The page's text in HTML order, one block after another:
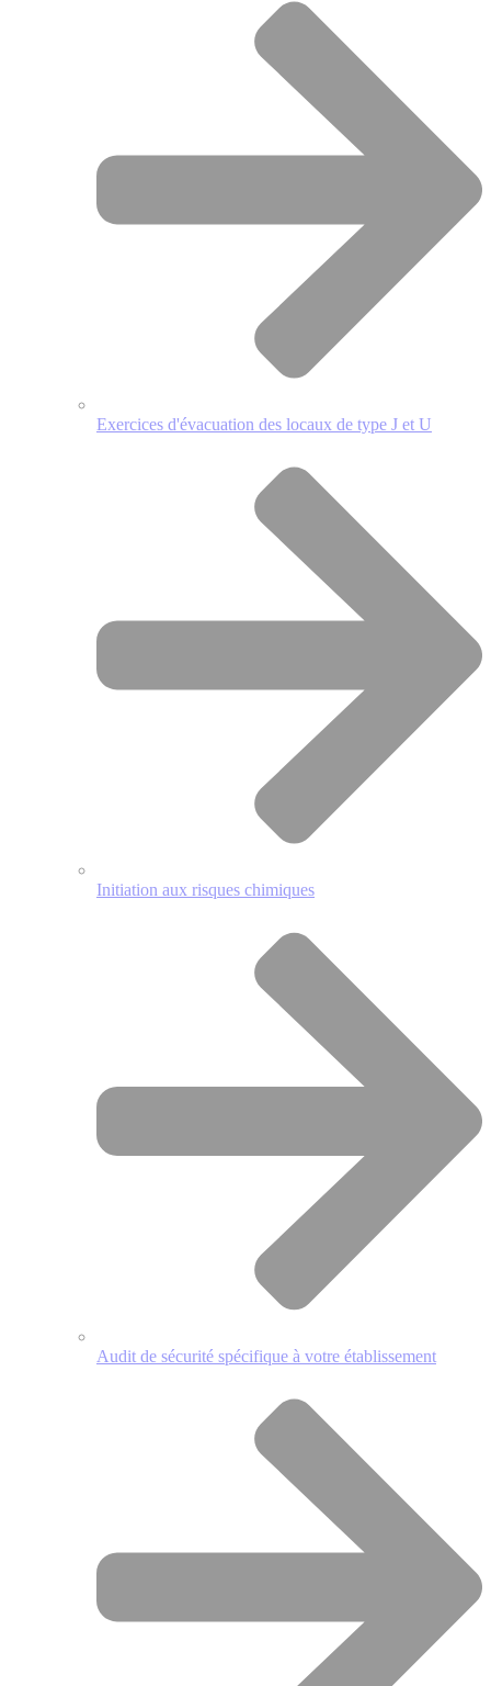
Exercices d'évacuation des locaux de type J et U
Initiation aux risques chimiques
Audit de sécurité spécifique à votre établissement